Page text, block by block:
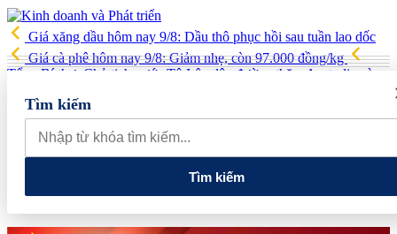
Giá xăng dầu hôm nay 9/8: Dầu thô phục hồi sau tuần lao dốc
Giá cà phê hôm nay 9/8: Giảm nhẹ, còn 97.000 đồng/kg
Tổng Bí thư, Chủ tịch nước Tô Lâm lên đường thăm Australia và
New Zealand
quan đến lĩnh vực tài chính, ngân hàng
Xử lý đến cùng các
vướng mắc, không đẩy doanh nghiệp đi vòng
Tìm kiếm
Tìm kiếm